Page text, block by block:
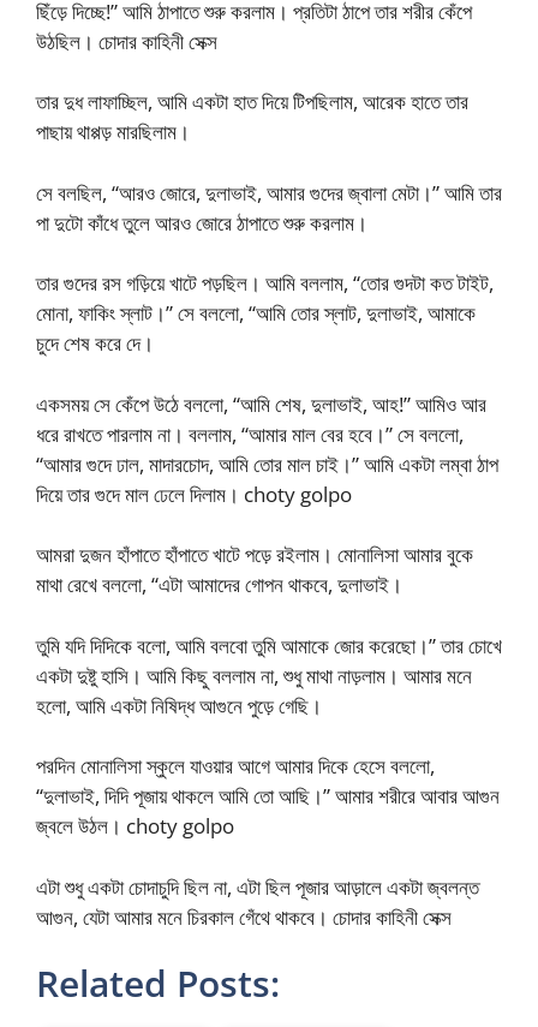
ছিঁড়ে দিচ্ছে!” আমি ঠাপাতে শুরু করলাম। প্রতিটা ঠাপে তার শরীর কেঁপে
উঠছিল। চোদার কাহিনী সেক্স
তার দুধ লাফাচ্ছিল, আমি একটা হাত দিয়ে টিপছিলাম, আরেক হাতে তার
পাছায় থাপ্পড় মারছিলাম।
সে বলছিল, “আরও জোরে, দুলাভাই, আমার গুদের জ্বালা মেটা।” আমি তার
পা দুটো কাঁধে তুলে আরও জোরে ঠাপাতে শুরু করলাম।
তার গুদের রস গড়িয়ে খাটে পড়ছিল। আমি বললাম, “তোর গুদটা কত টাইট,
মোনা, ফাকিং স্লাট।” সে বললো, “আমি তোর স্লাট, দুলাভাই, আমাকে
চুদে শেষ করে দে।
একসময় সে কেঁপে উঠে বললো, “আমি শেষ, দুলাভাই, আহ!” আমিও আর
ধরে রাখতে পারলাম না। বললাম, “আমার মাল বের হবে।” সে বললো,
“আমার গুদে ঢাল, মাদারচোদ, আমি তোর মাল চাই।” আমি একটা লম্বা ঠাপ
দিয়ে তার গুদে মাল ঢেলে দিলাম। choty golpo
আমরা দুজন হাঁপাতে হাঁপাতে খাটে পড়ে রইলাম। মোনালিসা আমার বুকে
মাথা রেখে বললো, “এটা আমাদের গোপন থাকবে, দুলাভাই।
তুমি যদি দিদিকে বলো, আমি বলবো তুমি আমাকে জোর করেছো।” তার চোখে
একটা দুষ্টু হাসি। আমি কিছু বললাম না, শুধু মাথা নাড়লাম। আমার মনে
হলো, আমি একটা নিষিদ্ধ আগুনে পুড়ে গেছি।
পরদিন মোনালিসা স্কুলে যাওয়ার আগে আমার দিকে হেসে বললো,
“দুলাভাই, দিদি পূজায় থাকলে আমি তো আছি।” আমার শরীরে আবার আগুন
জ্বলে উঠল। choty golpo
এটা শুধু একটা চোদাচুদি ছিল না, এটা ছিল পূজার আড়ালে একটা জ্বলন্ত
আগুন, যেটা আমার মনে চিরকাল গেঁথে থাকবে। চোদার কাহিনী সেক্স
Related Posts: